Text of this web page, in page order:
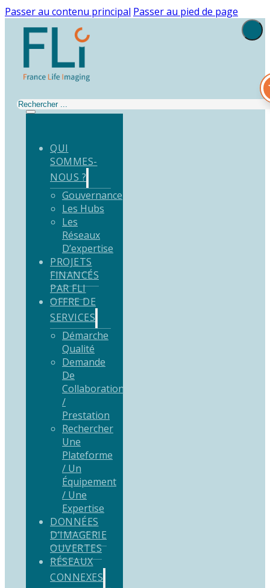
Passer au contenu principal Passer au pied de page
Rechercher
QUI
SOMMES-
NOUS ?
Gouvernance
Les Hubs
Les
Réseaux
D’expertise
PROJETS
FINANCÉS
PAR FLI
OFFRE DE
SERVICES
Démarche
Qualité
Demande
De
Collaboration
/
Prestation
Rechercher
Une
Plateforme
/ Un
Équipement
/ Une
Expertise
DONNÉES
D’IMAGERIE
OUVERTES
RÉSEAUX
CONNEXES